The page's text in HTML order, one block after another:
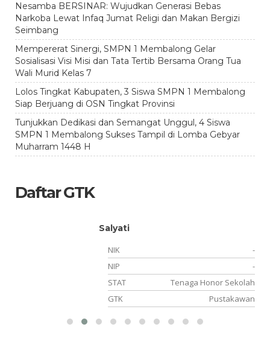
Nesamba BERSINAR: Wujudkan Generasi Bebas
Narkoba Lewat Infaq Jumat Religi dan Makan Bergizi
Seimbang
Mempererat Sinergi, SMPN 1 Membalong Gelar
Sosialisasi Visi Misi dan Tata Tertib Bersama Orang Tua
Wali Murid Kelas 7
Lolos Tingkat Kabupaten, 3 Siswa SMPN 1 Membalong
Siap Berjuang di OSN Tingkat Provinsi
Tunjukkan Dedikasi dan Semangat Unggul, 4 Siswa
SMPN 1 Membalong Sukses Tampil di Lomba Gebyar
Muharram 1448 H
Daftar GTK
Salyati
NIK
-
NIP
-
STAT
Tenaga Honor Sekolah
GTK
Pustakawan